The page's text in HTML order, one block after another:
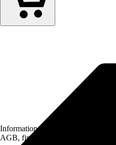
Informationen des Verkäufers, wie
AGB, finden Sie bei Klick auf den